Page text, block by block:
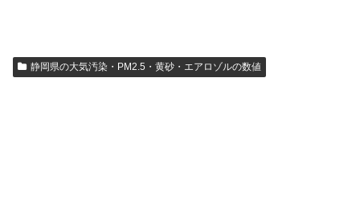
静岡県の大気汚染・PM2.5・黄砂・エアロゾルの数値